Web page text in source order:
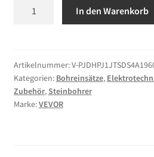
Flachmeißel
mit
SDS
Max
In den Warenkorb
Artikelnummer:V-
Kategorien: Bohreinsätze,
Zubehör,Steinbohrer
Marke:VEVOR